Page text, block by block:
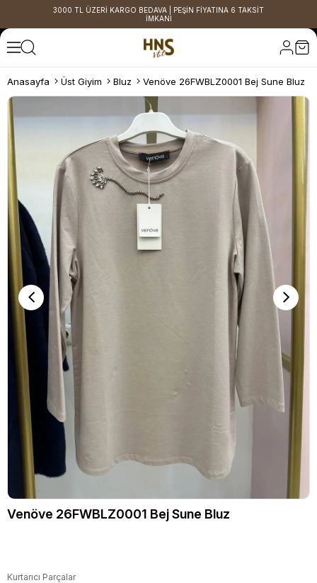
3000 TL ÜZERİ KARGO BEDAVA | PEŞİN FİYATINA 6 TAKSİT
İMKANI
Anasayfa Üst Giyim Bluz Venöve 26FWBLZ0001 Bej Sune Bluz
Venöve 26FWBLZ0001 Bej Sune Bluz
Kurtarıcı Parçalar